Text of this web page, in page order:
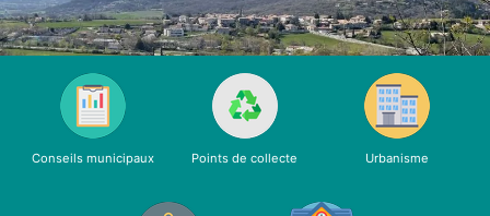
Conseils municipaux Points de collecte Urbanisme